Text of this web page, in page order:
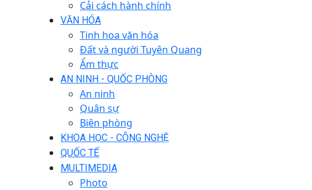
Cải cách hành chính
VĂN HÓA
Tinh hoa văn hóa
Đất và người Tuyên Quang
Ẩm thực
AN NINH - QUỐC PHÒNG
An ninh
Quân sự
Biên phòng
KHOA HỌC - CÔNG NGHỆ
QUỐC TẾ
MULTIMEDIA
Photo